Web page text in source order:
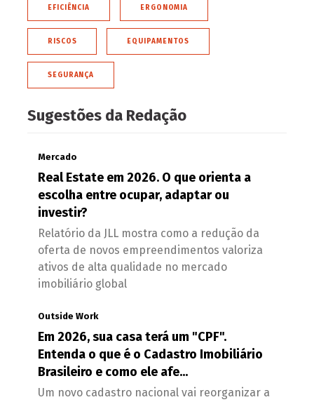
EFICIÊNCIA ERGONOMIA
RISCOS EQUIPAMENTOS
SEGURANÇA
Sugestões da Redação
Mercado
Real Estate em 2026. O que orienta a
escolha entre ocupar, adaptar ou
investir?
Relatório da JLL mostra como a redução da
oferta de novos empreendimentos valoriza
ativos de alta qualidade no mercado
imobiliário global
Outside Work
Em 2026, sua casa terá um "CPF".
Entenda o que é o Cadastro Imobiliário
Brasileiro e como ele afe...
Um novo cadastro nacional vai reorganizar a